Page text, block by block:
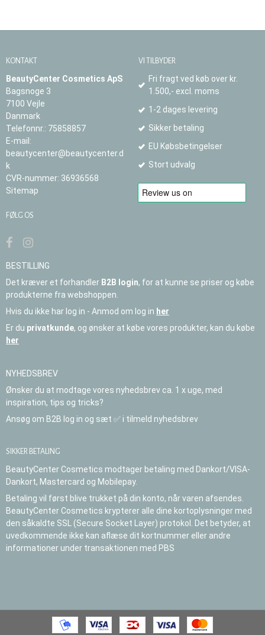
KONTAKT
BeautyCenter Cosmetics ApS
Bagsnoge 3
7100 Vejle
Danmark
Telefonnr.: 75858857
E-mail :
beautycenter@beautycenter.d
k
CVR-nummer: 36936568
Sitemap
FØLG OS
VI TILBYDER
Fri fragt ved køb over kr.
1.500,- excl. moms
1-2 dages levering
Sikker betaling
EU Købsbetingelser
Stort udvalg
BESTILLING
Det kræver et forhandler B2B login, for at kunne se priser og købe
produkterne fra webshoppen.
Hvis du ikke har log in - Anmod om log in her
Er du privatkunde, og ønsker at købe vores produkter, kan du købe
her
NYHEDSBREV
Ønsker du at modtage vores nyhedsbrev ca. 1 x uge, med
inspiration, tips og tricks?
Ansøg om B2B log in og sæt ✅ i tilmeld nyhedsbrev
SIKKER BETALING
BeautyCenter Cosmetics modtager betaling med Dankort/VISA-
Dankort, Mastercard og Mobilepay.
Betaling vil først blive trukket på din konto, når varen afsendes.
BeautyCenter Cosmetics krypterer alle dine kortoplysninger med
den såkaldte SSL (Secure Socket Layer) protokol. Det betyder, at
uvedkommende ikke kan aflæse dit kortnummer eller andre
informationer under transaktionen med PBS